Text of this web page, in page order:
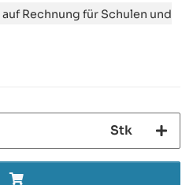
Rechnung für Schulen und
Stk